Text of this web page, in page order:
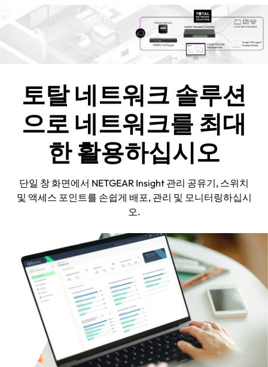
토탈 네트워크 솔루션
으로 네트워크를 최대
한 활용하십시오
단일 창 화면에서 NETGEAR Insight 관리 공유기, 스위치
및 액세스 포인트를 손쉽게 배포, 관리 및 모니터링하십시
오.